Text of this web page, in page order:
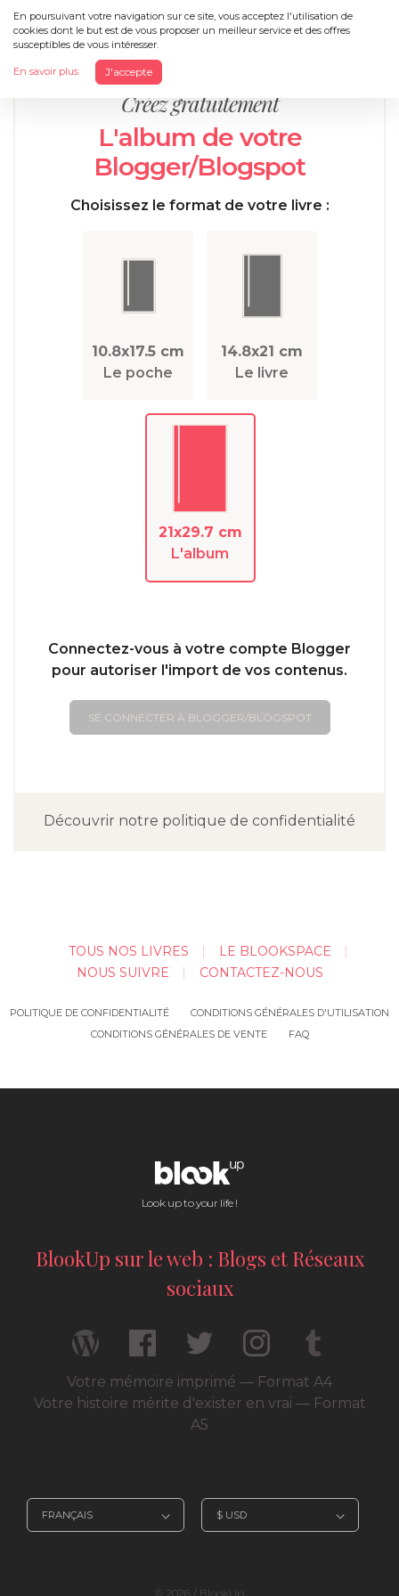
En poursuivant votre navigation sur ce site, vous acceptez l'utilisation de
cookies dont le but est de vous proposer un meilleur service et des offres
susceptibles de vous intéresser.
En savoir plus J'accepte
Menu
Créez gratuitement
L'album de votre
Blogger/Blogspot
Choisissez le format de votre livre :
10.8x17.5 cm
Le poche
14.8x21 cm
Le livre
21x29.7 cm
L'album
Connectez-vous à votre compte Blogger
pour autoriser l'import de vos contenus.
SE CONNECTER À BLOGGER/BLOGSPOT
Découvrir notre politique de confidentialité
TOUS NOS LIVRES
LE BLOOKSPACE
NOUS SUIVRE
CONTACTEZ-NOUS
POLITIQUE DE CONFIDENTIALITÉ
CONDITIONS GÉNÉRALES D'UTILISATION
CONDITIONS GÉNÉRALES DE VENTE
FAQ
Look up to your life !
BlookUp sur le web : Blogs et Réseaux
sociaux
Votre mémoire imprimé — Format A4
Votre histoire mérite d'exister en vrai — Format
A5
© 2026 / BlookUp